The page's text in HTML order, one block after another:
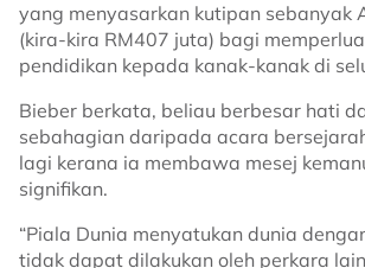
yang menyasarkan kutipan sebanyak
(kira-kira RM407 juta) bagi
pendidikan kepada kanak-kanak di
Bieber berkata, beliau berbesar hati
sebahagian daripada acara
lagi kerana ia membawa mesej
signifikan.
“Piala Dunia menyatukan dunia
tidak dapat dilakukan oleh perkara